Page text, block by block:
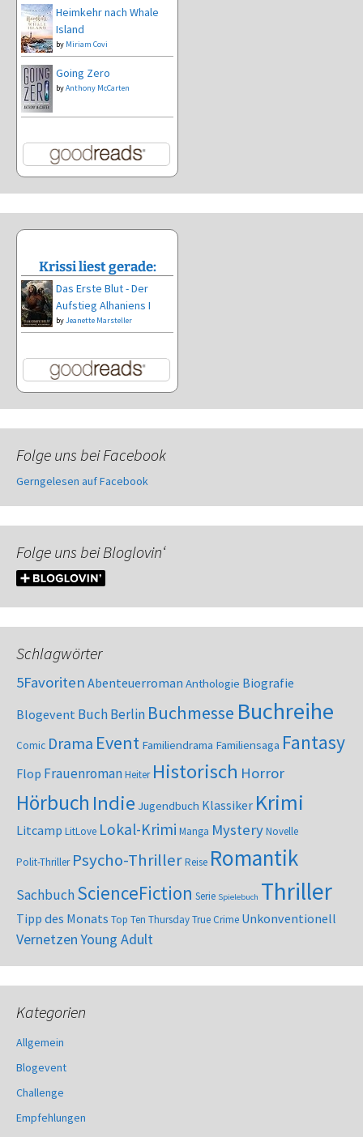
Heimkehr nach Whale
Island
by Miriam Covi
Going Zero
byAnthony McCarten
Krissi liest gerade:
Das Erste Blut - Der
Aufstieg Alhaniens I
byJeanette Marsteller
Folge uns bei Facebook
Gerngelesen auf Facebook
Folge uns bei Bloglovin‘
Schlagwörter
5Favoriten Abenteuerroman Anthologie Biografie
Blogevent Buch Berlin Buchmesse Buchreihe
Comic Drama Event Familiendrama Familiensaga Fantasy
Flop FrauenromanHeiter Historisch Horror
Hörbuch Indie Jugendbuch Klassiker Krimi
Litcamp LitLove Lokal-Krimi Manga MysteryNovelle
Polit-Thriller Psycho-ThrillerReise Romantik
SachbuchScienceFiction Serie Spielebuch Thriller
Tipp des Monats Top Ten ThursdayTrue Crime Unkonventionell
VernetzenYoung Adult
Kategorien
Allgemein
Blogevent
Challenge
Empfehlungen